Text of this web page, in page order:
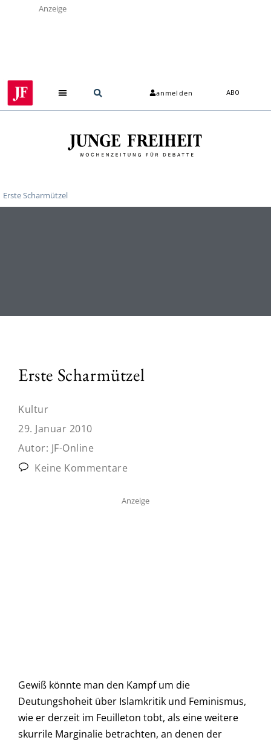
Anzeige
anmelden ABO
Erste Scharmützel
Erste Scharmützel
Kultur
29. Januar 2010
Autor: JF-Online
Keine Kommentare
Anzeige
Gewiß könnte man den Kampf um die
Deutungshoheit über Islamkritik und Feminismus,
wie er derzeit im Feuilleton tobt, als eine weitere
skurrile Marginalie betrachten, an denen der